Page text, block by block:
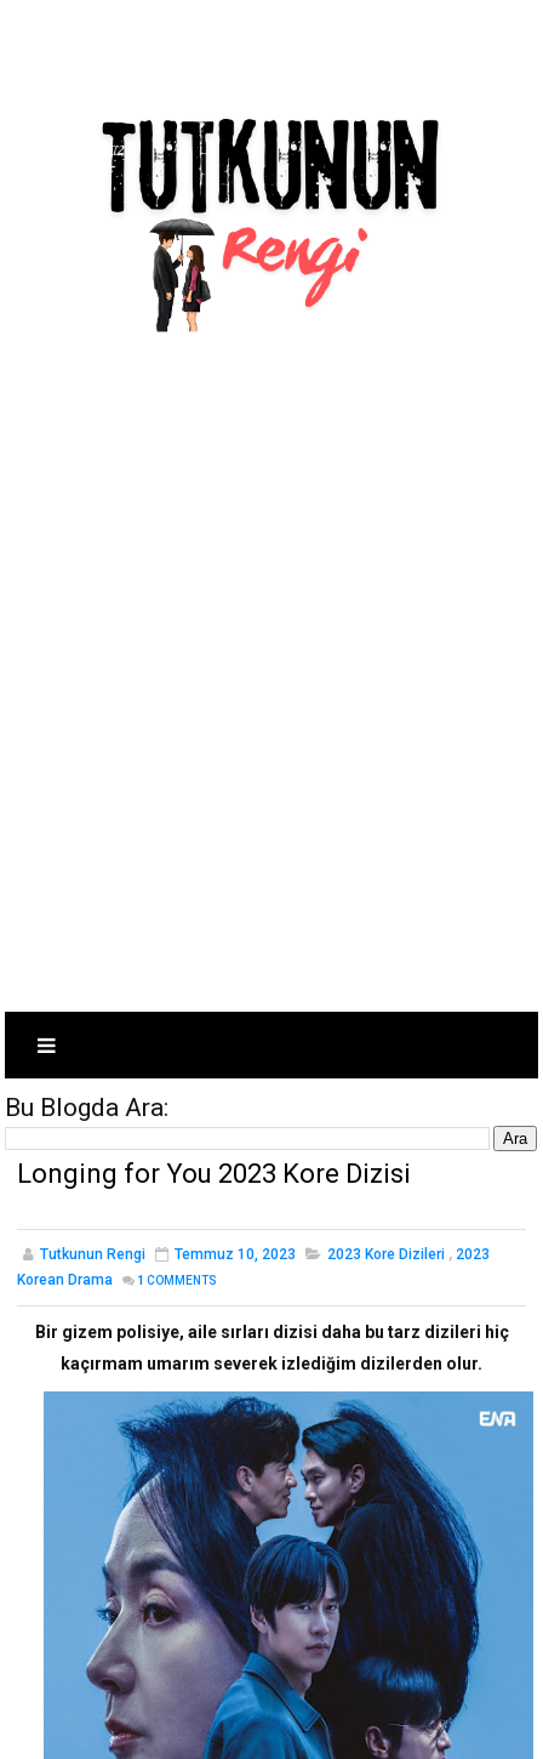
Bu Blogda Ara:
Longing for You 2023 Kore Dizisi
Tutkunun Rengi Temmuz 10, 2023 2023 Kore Dizileri , 2023
Korean Drama
1COMMENTS
Bir gizem polisiye, aile sırları dizisi daha bu tarz dizileri hiç
kaçırmam umarım severek izlediğim dizilerden olur.